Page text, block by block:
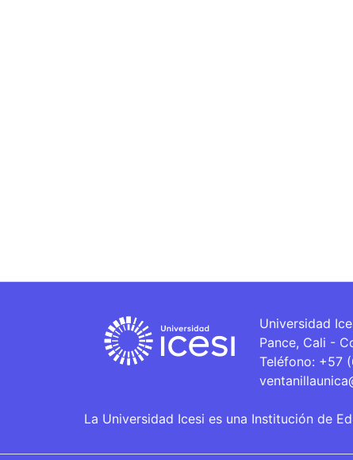
Universidad
Pance, Cali -
Teléfono: +57
La Universidad Icesi es una Institución de